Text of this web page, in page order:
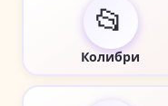
📂
Колибри